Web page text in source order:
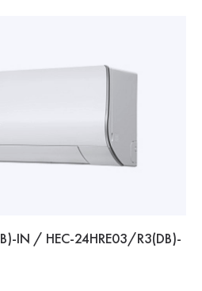
IN / HEC-24HRE03/R3(DB)-